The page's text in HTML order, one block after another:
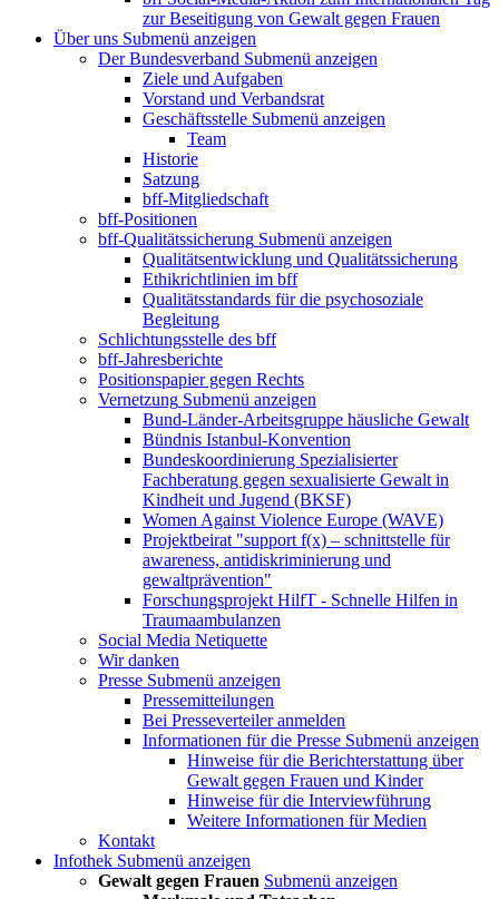
zur Beseitigung von Gewalt gegen Frauen
Über uns Submenü anzeigen
Der Bundesverband Submenü anzeigen
Ziele und Aufgaben
Vorstand und Verbandsrat
Geschäftsstelle Submenü anzeigen
Team
Historie
Satzung
bff-Mitgliedschaft
bff-Positionen
bff-Qualitätssicherung Submenü anzeigen
Qualitätsentwicklung und Qualitätssicherung
Ethikrichtlinien im bff
Qualitätsstandards für die psychosoziale
Begleitung
Schlichtungsstelle des bff
bff-Jahresberichte
Positionspapier gegen Rechts
Vernetzung Submenü anzeigen
Bund-Länder-Arbeitsgruppe häusliche Gewalt
Bündnis Istanbul-Konvention
Bundeskoordinierung Spezialisierter
Fachberatung gegen sexualisierte Gewalt in
Kindheit und Jugend (BKSF)
Women Against Violence Europe (WAVE)
Projektbeirat "support f(x) – schnittstelle für
awareness, antidiskriminierung und
gewaltprävention"
Forschungsprojekt HilfT - Schnelle Hilfen in
Traumaambulanzen
Social Media Netiquette
Wir danken
Presse Submenü anzeigen
Pressemitteilungen
Bei Presseverteiler anmelden
Informationen für die Presse Submenü anzeigen
Hinweise für die Berichterstattung über
Gewalt gegen Frauen und Kinder
Hinweise für die Interviewführung
Weitere Informationen für Medien
Kontakt
Infothek Submenü anzeigen
Gewalt gegen Frauen Submenü anzeigen